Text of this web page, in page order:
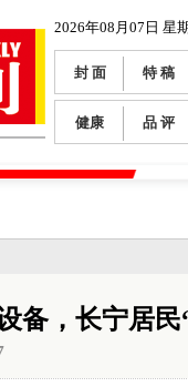
2026年08月07日 星
封 面 特 稿
健康 品 评
备，长宁居